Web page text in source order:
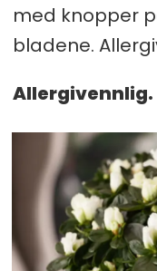
med knopper
bladene.
Allergivennlig.